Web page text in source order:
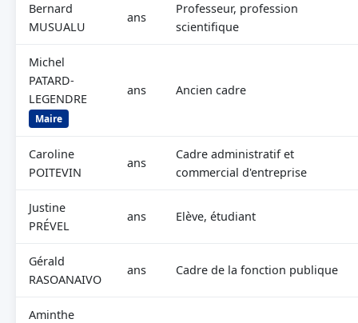
Bernard
MUSUALU
ans
Professeur, profession
scientifique
Michel
PATARD-
LEGENDRE
Maire
ans Ancien cadre
Caroline
POITEVIN
ans
Cadre administratif et
commercial d'entreprise
Justine
PRÉVEL
ans Elève, étudiant
Gérald
RASOANAIVO
ans Cadre de la fonction publique
Aminthe